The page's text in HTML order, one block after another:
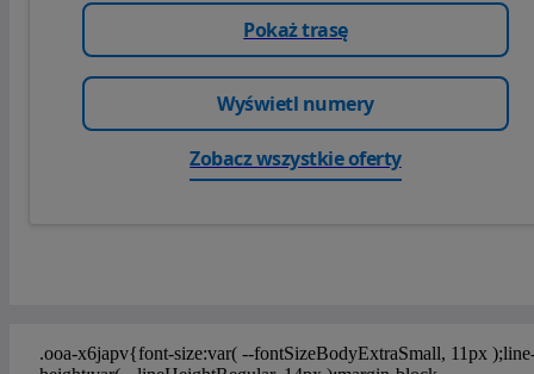
Pokaż trasę
Wyświetl numery
Zobacz wszystkie oferty